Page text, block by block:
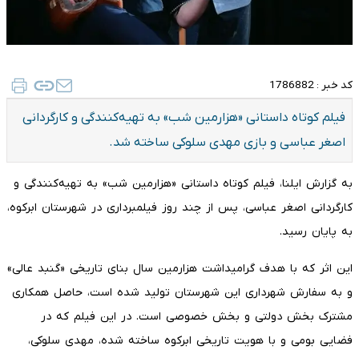
کد خبر : 1786882
فیلم کوتاه داستانی «هزارمین شب» به تهیه‌کنندگی و کارگردانی
اصغر عباسی و بازی مهدی سلوکی ساخته شد.
به گزارش ایلنا، فیلم کوتاه داستانی «هزارمین شب» به تهیه‌کنندگی و
کارگردانی اصغر عباسی، پس از چند روز فیلمبرداری در شهرستان ابرکوه،
به پایان رسید.
این اثر که با هدف گرامیداشت هزارمین سال بنای تاریخی «گنبد عالی»
و به سفارش شهرداری این شهرستان تولید شده است، حاصل همکاری
مشترک بخش دولتی و بخش خصوصی است. در این فیلم که در
فضایی بومی و با هویت تاریخی ابرکوه ساخته شده، مهدی سلوکی،